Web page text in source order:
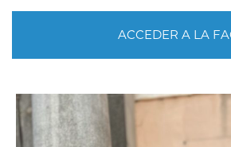
ACCEDER A LA